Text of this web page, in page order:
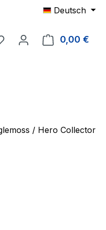
Deutsch
Du hast 0 Produkte auf
0,00 €
/ Hero Collector